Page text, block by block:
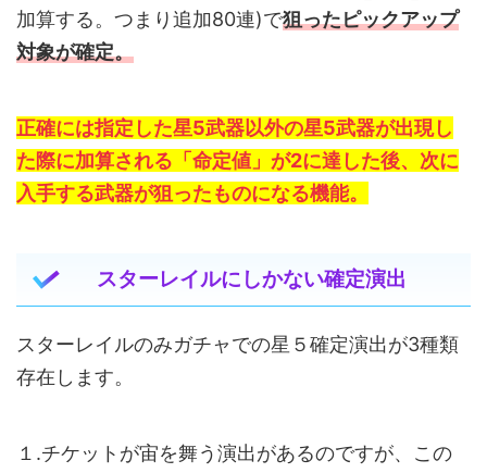
加算する。つまり追加80連)で狙ったピックアップ
対象が確定。
正確には指定した星5武器以外の星5武器が出現し
た際に加算される「命定値」が2に達した後、次に
入手する武器が狙ったものになる機能。
スターレイルにしかない確定演出
スターレイルのみガチャでの星５確定演出が3種類
存在します。
１.チケットが宙を舞う演出があるのですが、この